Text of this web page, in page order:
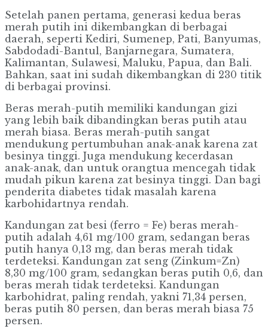
Setelah panen pertama, generasi kedua beras
merah putih ini dikembangkan di berbagai
daerah, seperti Kediri, Sumenep, Pati, Banyumas,
Sabdodadi-Bantul, Banjarnegara, Sumatera,
Kalimantan, Sulawesi, Maluku, Papua, dan Bali.
Bahkan, saat ini sudah dikembangkan di 230 titik
di berbagai provinsi.
Beras merah-putih memiliki kandungan gizi
yang lebih baik dibandingkan beras putih atau
merah biasa. Beras merah-putih sangat
mendukung pertumbuhan anak-anak karena zat
besinya tinggi. Juga mendukung kecerdasan
anak-anak, dan untuk orangtua mencegah tidak
mudah pikun karena zat besinya tinggi. Dan bagi
penderita diabetes tidak masalah karena
karbohidartnya rendah.
Kandungan zat besi (ferro = Fe) beras merah-
putih adalah 4,61 mg/100 gram, sedangan beras
putih hanya 0,13 mg, dan beras merah tidak
terdeteksi. Kandungan zat seng (Zinkum=Zn)
8,30 mg/100 gram, sedangkan beras putih 0,6, dan
beras merah tidak terdeteksi. Kandungan
karbohidrat, paling rendah, yakni 71,34 persen,
beras putih 80 persen, dan beras merah biasa 75
persen.